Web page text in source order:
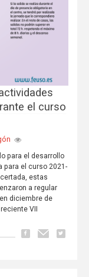
el curso
para el desarrollo
para el curso 2021-
estas
a regular
diciembre de
VII